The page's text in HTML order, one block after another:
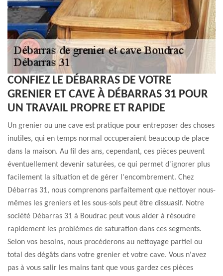
CONFIEZ LE DÉBARRAS DE VOTRE
GRENIER ET CAVE À DÉBARRAS 31 POUR
UN TRAVAIL PROPRE ET RAPIDE
Un grenier ou une cave est pratique pour entreposer des choses
inutiles, qui en temps normal occuperaient beaucoup de place
dans la maison. Au fil des ans, cependant, ces pièces peuvent
éventuellement devenir saturées, ce qui permet d'ignorer plus
facilement la situation et de gérer l'encombrement. Chez
Débarras 31, nous comprenons parfaitement que nettoyer nous-
mêmes les greniers et les sous-sols peut être dissuasif. Notre
société Débarras 31 à Boudrac peut vous aider à résoudre
rapidement les problèmes de saturation dans ces segments.
Selon vos besoins, nous procéderons au nettoyage partiel ou
total des dégâts dans votre grenier et votre cave. Vous n'avez
pas à vous salir les mains tant que vous gardez ces pièces